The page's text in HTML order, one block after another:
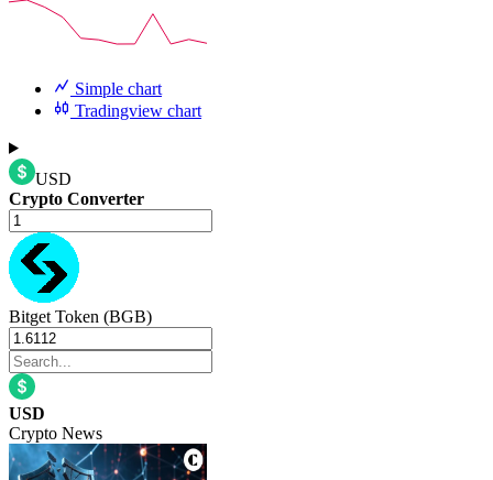
Simple chart
Tradingview chart
USD
Crypto Converter
Bitget Token (BGB)
USD
Crypto News